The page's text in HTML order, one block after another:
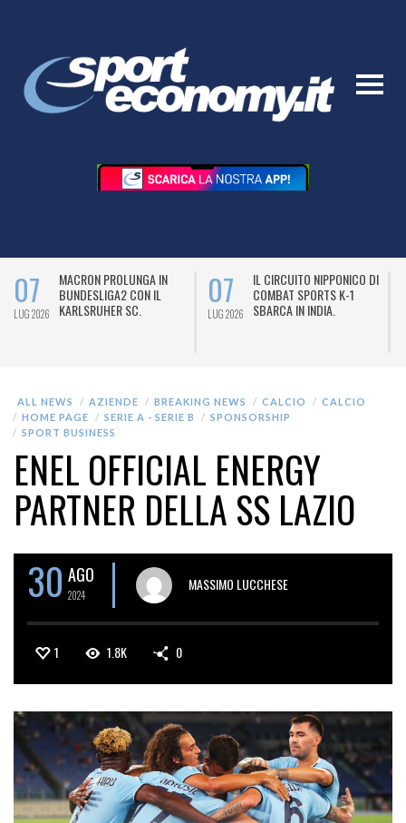
07
LUG 2026
MACRON PROLUNGA IN
BUNDESLIGA2 CON IL
KARLSRUHER SC.
07
LUG 2026
IL CIRCUITO NIPPONICO DI
COMBAT SPORTS K-1
SBARCA IN INDIA.
ALL NEWS AZIENDE BREAKING NEWS CALCIO
CALCIO
HOME PAGE
SERIE A - SERIE B
SPONSORSHIP
SPORT BUSINESS
ENEL OFFICIAL ENERGY
PARTNER DELLA SS LAZIO
30 AGO
2024
MASSIMO LUCCHESE
1 1.8K 0